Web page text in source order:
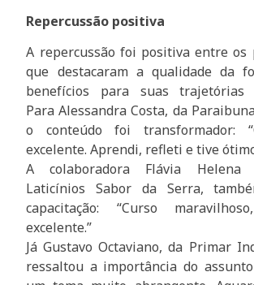
Repercussão positiva
A repercussão foi positiva entre os
que destacaram a qualidade da
benefícios para suas trajetórias
Para Alessandra Costa, da
o conteúdo foi transformador:
excelente. Aprendi, refleti e tive
A colaboradora Flávia Helena
Laticínios Sabor da Serra,
capacitação: “Curso
excelente.”
Já Gustavo Octaviano, da Primar
ressaltou a importância do assunto